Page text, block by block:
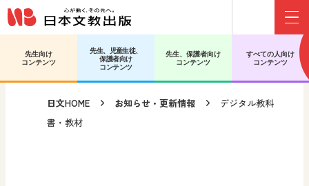
メインコンテンツへ移動
サブコンテンツへ移動
先生向け
コンテンツ
先生、児童生徒、
保護者向け
コンテンツ
先生、保護者向け
コンテンツ
すべての人向け
コンテンツ
日文HOME お知らせ・更新情報
デジタル教科
書・教材